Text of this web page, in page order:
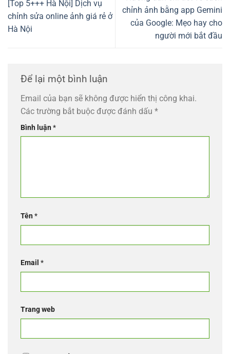
[Top 5+++ Hà Nội] Dịch vụ
chỉnh sửa online ảnh giá rẻ ở
Hà Nội
chỉnh ảnh bằng app Gemini
của Google: Mẹo hay cho
người mới bắt đầu
Để lại một bình luận
Email của bạn sẽ không được hiển thị công khai.
Các trường bắt buộc được đánh dấu *
Bình luận*
Tên*
Email *
Trang web